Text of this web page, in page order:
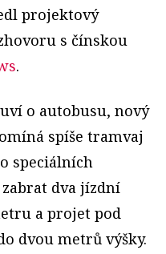
projektový
s čínskou
.
o autobusu, nový
spíše tramvaj
speciálních
dva jízdní
a projet pod
dvou metrů výšky.